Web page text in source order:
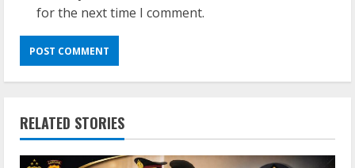
for the next time I comment.
RELATED STORIES